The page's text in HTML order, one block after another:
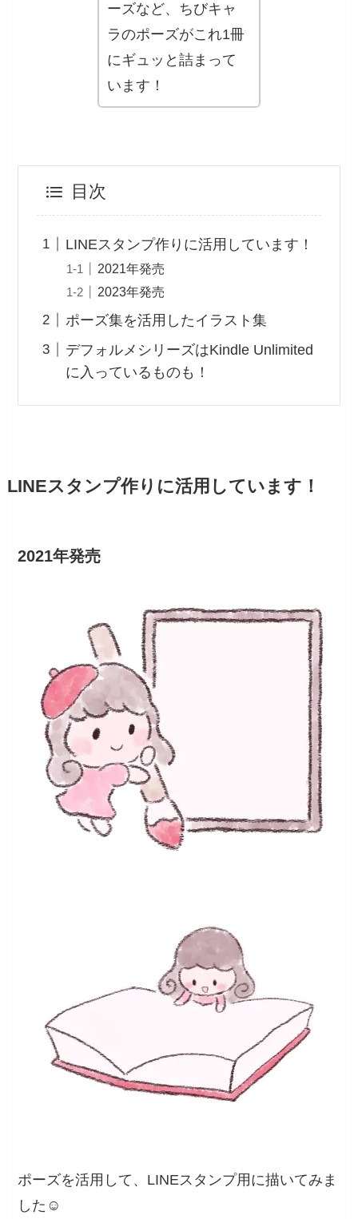
ーズなど、ちびキャ
ラのポーズがこれ1冊
にギュッと詰まって
います！
目次
LINEスタンプ作りに活用しています！
2021年発売
2023年発売
ポーズ集を活用したイラスト集
デフォルメシリーズはKindle Unlimited
に入っているものも！
LINEスタンプ作りに活用しています！
2021年発売
ポーズを活用して、LINEスタンプ用に描いてみま
した☺️